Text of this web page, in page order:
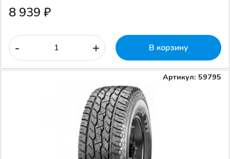
8 939 ₽
- + В корзину
Артикул: 59795